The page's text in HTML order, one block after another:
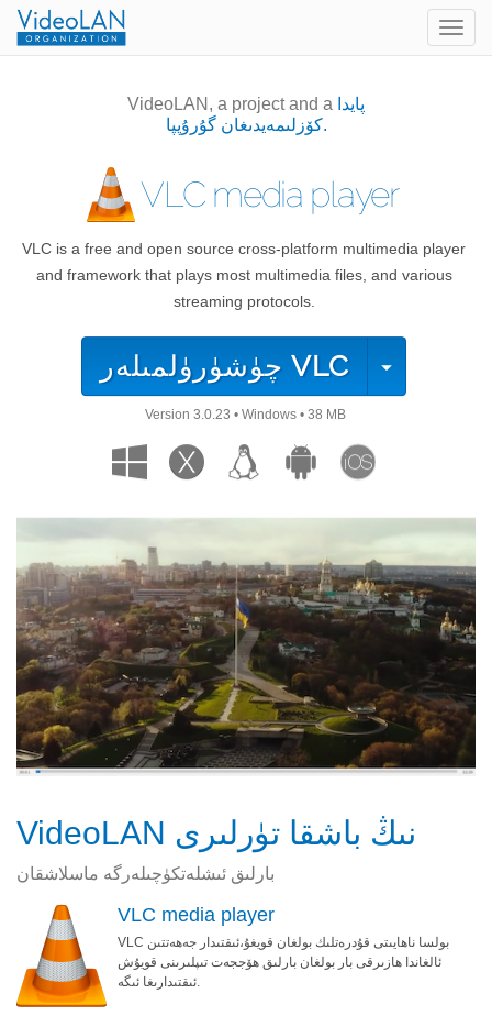
VideoLAN, a project and a پايدا
كۆزلىمەيدىغان گۇرۇپپا.
VLC media player
VLC is a free and open source cross-platform multimedia player
and framework that plays most multimedia files, and various
streaming protocols.
چۈشۈرۈلمىلەرVLC
Version 3.0.23 • Windows • 38 MB
VideoLAN نىڭ باشقا تۈرلىرى
بارلىق ئىشلەتكۈچىلەرگە ماسلاشقان
VLC media player
VLC بولسا ناھايىتى قۇدرەتلىك بولغان قويغۇ،ئىقتىدار جەھەتتىن
ئالغاندا ھازىرقى بار بولغان بارلىق ھۆججەت تىپلىرىنى قويۇش
ئىقتىدارىغا ئىگە.